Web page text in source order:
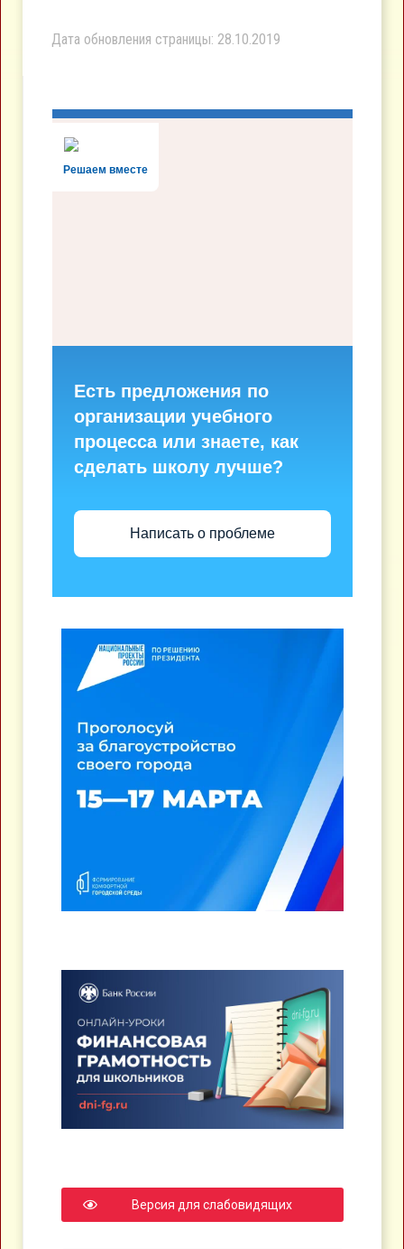
Дата обновления страницы: 28.10.2019
Решаем вместе
Есть предложения по
организации учебного
процесса или знаете, как
сделать школу лучше?
Написать о проблеме
Версия для слабовидящих